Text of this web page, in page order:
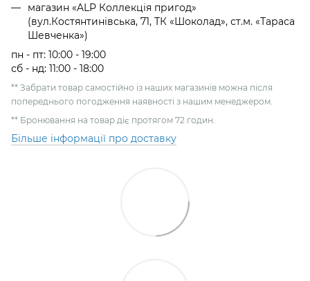
магазин «ALP Коллекція пригод»
(вул.Костянтинівська, 71, ТК «Шоколад», ст.м. «Тараса
Шевченка»)
пн - пт: 10:00 - 19:00
сб - нд: 11:00 - 18:00
** Забрати товар самостійно із наших магазинів можна після
попереднього погодження наявності з нашим менеджером.
** Бронювання на товар діє протягом 72 годин.
Більше інформації про доставку